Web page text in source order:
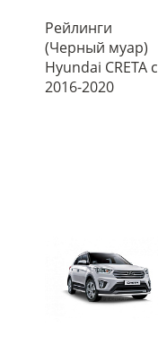
Рейлинги
(Черный муар)
Hyundai CRETA с
2016-2020